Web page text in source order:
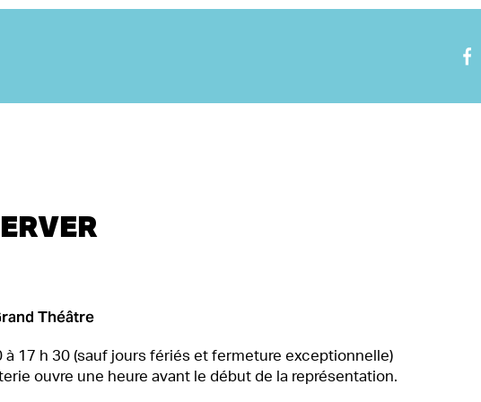
Nous rejoindre
Théâtre
à 17 h 30 (sauf jours fériés et fermeture exceptionnelle)
ouvre une heure avant le début de la représentation.